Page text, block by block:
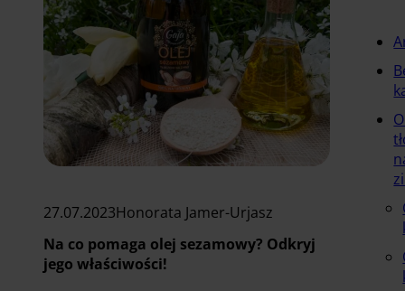
27.07.2023Honorata Jamer-Urjasz
Na co pomaga olej sezamowy? Odkryj
jego właściwości!